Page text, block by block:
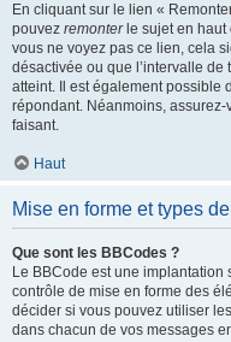
En cliquant sur le lien «
pouvez remonterle sujet en haut
vous ne voyez pas ce lien, cela
désactivée ou que l’intervalle de
atteint. Il est également possible
répondant. Néanmoins,
faisant.
Haut
Mise en forme et types
Que sont les BBCodes ?
Le BBCode est une
contrôle de mise en forme des
décider si vous pouvez utiliser
dans chacun de vos messages